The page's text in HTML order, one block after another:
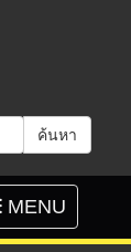
ค้นหา
MENU